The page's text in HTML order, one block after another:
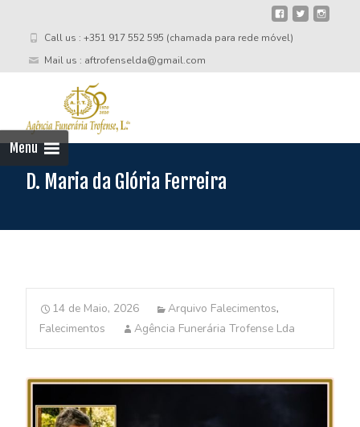
Call us : +351 917 552 595 (chamada para rede móvel)
Mail us : aftrofenselda@gmail.com
Menu
D. Maria da Glória Ferreira
14 de Maio, 2026 Arquivo Falecimentos,
Falecimentos
Agência Funerária Trofense Lda